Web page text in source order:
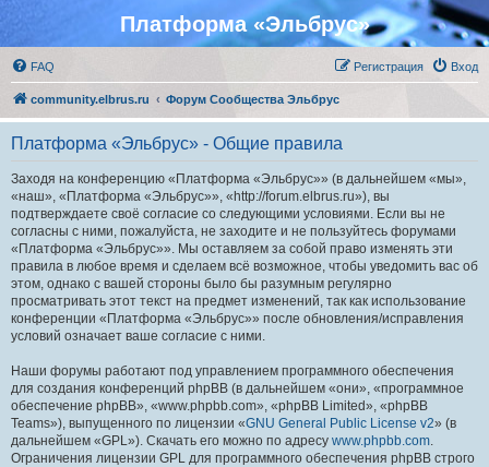
Платформа «Эльбрус»
FAQ Вход
Регистрация
community.elbrus.ru Форум Сообщества Эльбрус
Платформа «Эльбрус» - Общие правила
Заходя на конференцию «Платформа «Эльбрус»» (в дальнейшем «мы»,
«наш», «Платформа «Эльбрус»», «http://forum.elbrus.ru»), вы
подтверждаете своё согласие со следующими условиями. Если вы не
согласны с ними, пожалуйста, не заходите и не пользуйтесь форумами
«Платформа «Эльбрус»». Мы оставляем за собой право изменять эти
правила в любое время и сделаем всё возможное, чтобы уведомить вас об
этом, однако с вашей стороны было бы разумным регулярно
просматривать этот текст на предмет изменений, так как использование
конференции «Платформа «Эльбрус»» после обновления/исправления
условий означает ваше согласие с ними.
Наши форумы работают под управлением программного обеспечения
для создания конференций phpBB (в дальнейшем «они», «программное
обеспечение phpBB», «www.phpbb.com», «phpBB Limited», «phpBB
Teams»), выпущенного по лицензии «GNU General Public License v2» (в
дальнейшем «GPL»). Скачать его можно по адресу www.phpbb.com.
Ограничения лицензии GPL для программного обеспечения phpBB строго